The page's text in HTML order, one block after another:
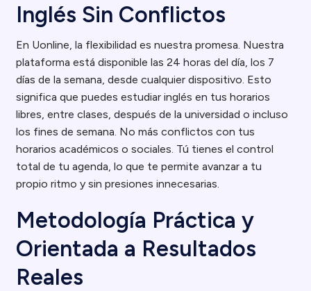
Inglés Sin Conflictos
En Uonline, la flexibilidad es nuestra promesa. Nuestra
plataforma está disponible las 24 horas del día, los 7
días de la semana, desde cualquier dispositivo. Esto
significa que puedes estudiar inglés en tus horarios
libres, entre clases, después de la universidad o incluso
los fines de semana. No más conflictos con tus
horarios académicos o sociales. Tú tienes el control
total de tu agenda, lo que te permite avanzar a tu
propio ritmo y sin presiones innecesarias.
Metodología Práctica y
Orientada a Resultados
Reales